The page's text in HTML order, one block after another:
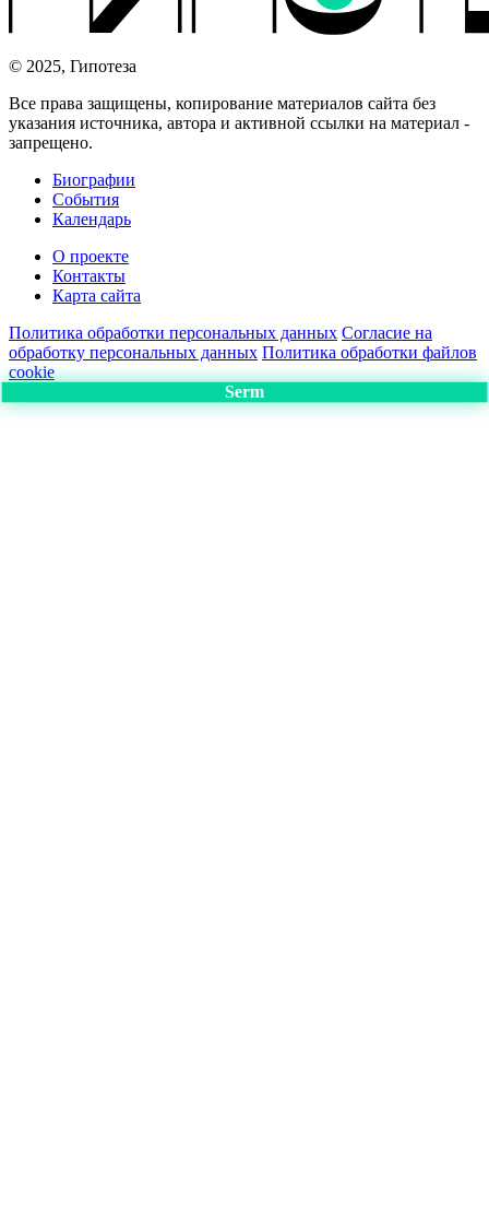
© 2025, Гипотеза
Все права защищены, копирование материалов сайта без
указания источника, автора и активной ссылки на материал -
запрещено.
Биографии
События
Календарь
О проекте
Контакты
Карта сайта
Политика обработки персональных данных Согласие на
обработку персональных данных Политика обработки файлов
cookie
Serm